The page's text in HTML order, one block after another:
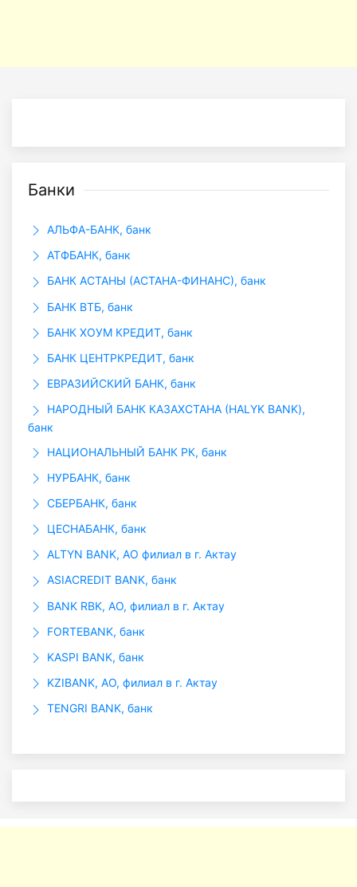
Банки
АЛЬФА-БАНК, банк
АТФБАНК, банк
БАНК АСТАНЫ (АСТАНА-ФИНАНС), банк
БАНК ВТБ, банк
БАНК ХОУМ КРЕДИТ, банк
БАНК ЦЕНТРКРЕДИТ, банк
ЕВРАЗИЙСКИЙ БАНК, банк
НАРОДНЫЙ БАНК КАЗАХСТАНА (HALYK BANK),
банк
НАЦИОНАЛЬНЫЙ БАНК РК, банк
НУРБАНК, банк
СБЕРБАНК, банк
ЦЕСНАБАНК, банк
ALTYN BANK, АО филиал в г. Актау
ASIACREDIT BANK, банк
BANK RBK, АО, филиал в г. Актау
FORTEBANK, банк
KASPI BANK, банк
KZIBANK, АО, филиал в г. Актау
TENGRI BANK, банк